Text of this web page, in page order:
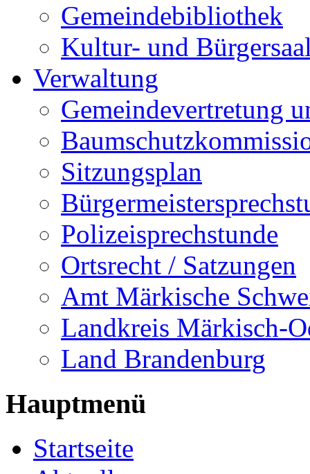
Gemeindebibliothek
Kultur- und
Verwaltung
Gemeindevertretung
Sitzungsplan
Polizeisprechstunde
Ortsrecht / Satzungen
Amt Märkische
Landkreis Märkisch-
Land Brandenburg
Hauptmenü
Startseite